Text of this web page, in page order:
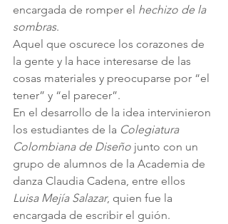
encargada de romper el hechizo de la
sombras.
Aquel que oscurece los corazones de
la gente y la hace interesarse de las
cosas materiales y preocuparse por “el
tener” y “el parecer”.
En el desarrollo de la idea intervinieron
los estudiantes de la Colegiatura
Colombiana de Diseño junto con un
grupo de alumnos de la Academia de
danza Claudia Cadena, entre ellos
Luisa Mejía Salazar, quien fue la
encargada de escribir el guión.